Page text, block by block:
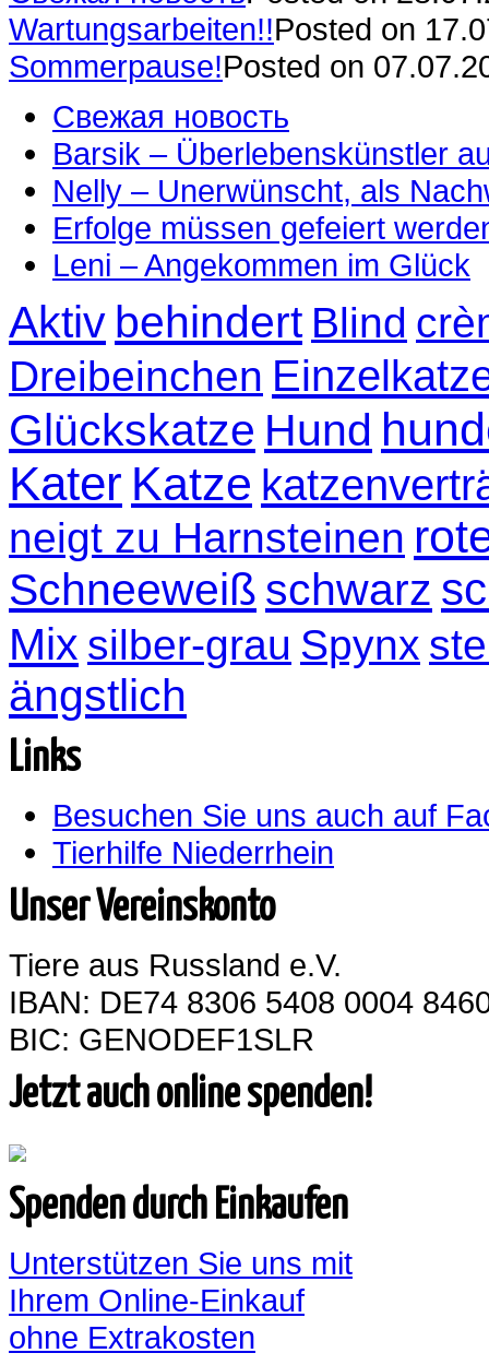
Wartungsarbeiten!!Posted on
Sommerpause!Posted on
Свежая новость
Barsik – Überlebenskünstler
Nelly – Unerwünscht, als
Erfolge müssen gefeiert
Leni – Angekommen im Glück
Aktiv behindert Blind
Dreibeinchen
Glückskatze Hund
Kater Katze
neigt zu Harnsteinen
Schneeweiß schwarz
Mix silber-grau Spynx
ängstlich
Links
Besuchen Sie uns auch auf
Tierhilfe Niederrhein
Unser Vereinskonto
Tiere aus Russland e.V.
IBAN: DE74 8306 5408 0004
BIC: GENODEF1SLR
Jetzt auch online spenden!
Spenden durch Einkaufen
Unterstützen Sie uns mit
Ihrem Online-Einkauf
ohne Extrakosten